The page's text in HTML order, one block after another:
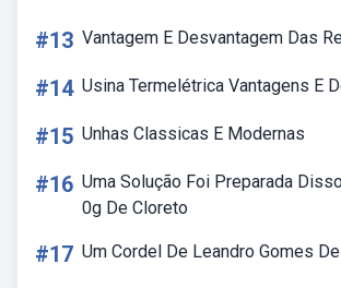
#13 Vantagem E Desvantagem Das
#14 Usina Termelétrica Vantagens E
#15 Unhas Classicas E Modernas
#16 Uma Solução Foi Preparada
0g De Cloreto
#17 Um Cordel De Leandro Gomes